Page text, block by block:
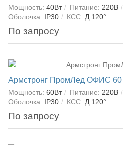
Мощность: 40Вт Питание: 220В
Оболочка: IP30 КСС: Д 120°
По запросу
Армстронг ПромЛед ОФИС 60
Мощность: 60Вт Питание: 220В
Оболочка: IP30 КСС: Д 120°
По запросу